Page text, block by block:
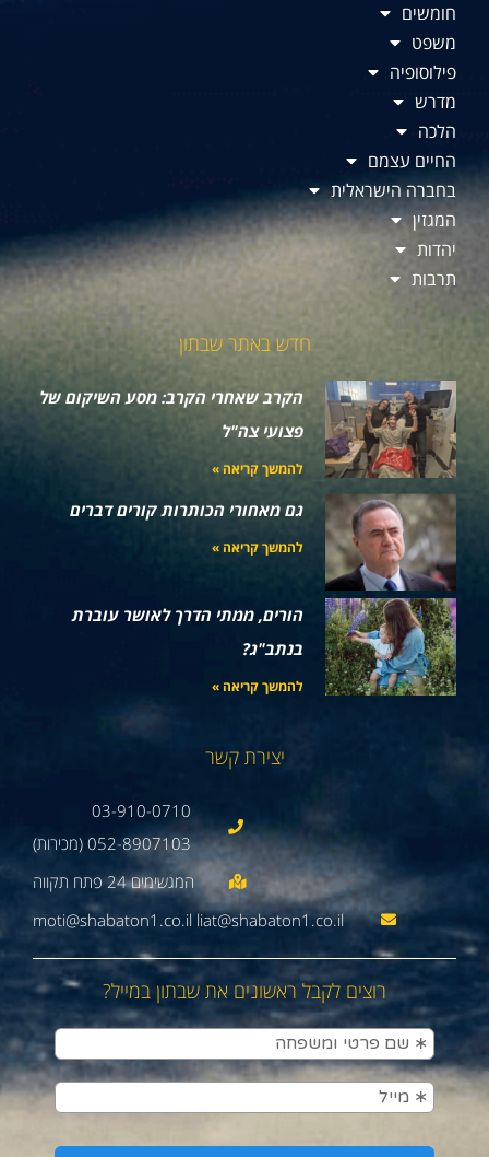
חומשים
משפט
פילוסופיה
מדרש
הלכה
החיים עצמם
בחברה הישראלית
המגזין
יהדות
תרבות
חדש באתר שבתון
הקרב שאחרי הקרב: מסע השיקום של
פצועי צה"ל
להמשך קריאה »
גם מאחורי הכותרות קורים דברים
להמשך קריאה »
הורים, ממתי הדרך לאושר עוברת
בנתב"ג?
להמשך קריאה »
יצירת קשר
03-910-0710
052-8907103 (מכירות)
moti@shabaton1.co.il liat@shabaton1.co.il
רוצים לקבל ראשונים את שבתון במייל?